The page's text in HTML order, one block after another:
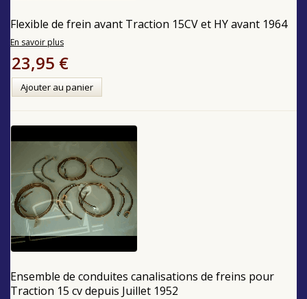
Flexible de frein avant Traction 15CV et HY avant 1964
En savoir plus
23,95 €
Ajouter au panier
Ensemble de conduites canalisations de freins pour
Traction 15 cv depuis Juillet 1952